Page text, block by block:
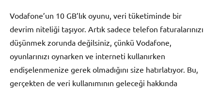
Vodafone’un 10 GB’lık oyunu, veri tüketiminde bir
devrim niteliği taşıyor. Artık sadece telefon faturalarınızı
düşünmek zorunda değilsiniz, çünkü Vodafone,
oyunlarınızı oynarken ve interneti kullanırken
endişelenmenize gerek olmadığını size hatırlatıyor. Bu,
gerçekten de veri kullanımının geleceği hakkında